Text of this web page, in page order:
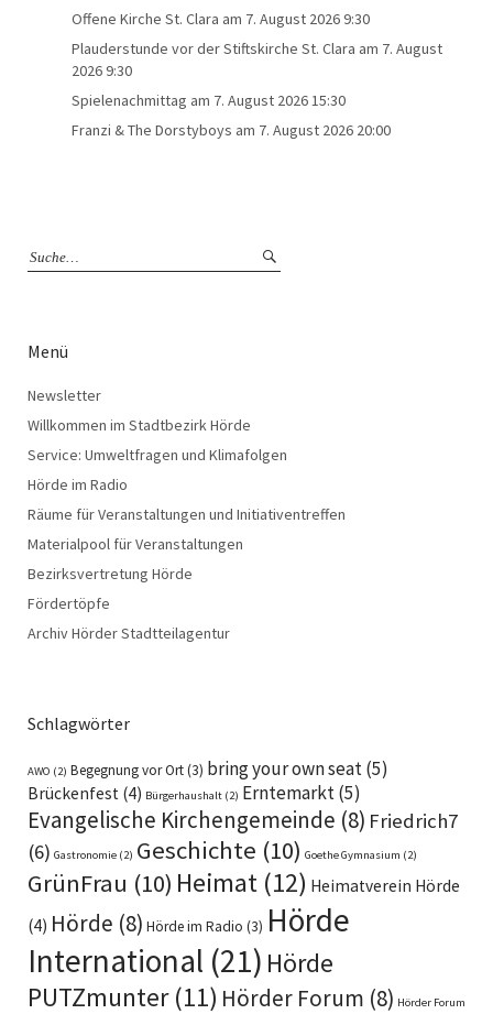
Offene Kirche St. Clara am 7. August 2026 9:30
Plauderstunde vor der Stiftskirche St. Clara am 7. August
2026 9:30
Spielenachmittag am 7. August 2026 15:30
Franzi & The Dorstyboys am 7. August 2026 20:00
Menü
Newsletter
Willkommen im Stadtbezirk Hörde
Service: Umweltfragen und Klimafolgen
Hörde im Radio
Räume für Veranstaltungen und Initiativentreffen
Materialpool für Veranstaltungen
Bezirksvertretung Hörde
Fördertöpfe
Archiv Hörder Stadtteilagentur
Schlagwörter
AWO (2) Begegnung vor Ort(3) bring your own seat(5)
Brückenfest (4) Bürgerhaushalt (2) Erntemarkt(5)
Evangelische Kirchengemeinde (8) Friedrich7
(6) Gastronomie (2) Geschichte (10) Goethe Gymnasium (2)
GrünFrau (10) Heimat (12) Heimatverein Hörde
(4) Hörde (8) Hörde im Radio (3) Hörde
International (21) Hörde
PUTZmunter(11) Hörder Forum (8) Hörder Forum